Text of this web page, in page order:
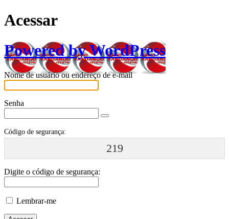
Acessar
Powered by WordPress
Nome de usuário ou endereço de e-mail
Senha
Código de segurança:
219
Digite o código de segurança:
Lembrar-me